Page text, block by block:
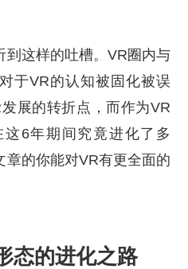
到这样的吐槽。VR圈内与
于VR的认知被固化被误
展的转折点，而作为VR
6年期间究竟进化了多
章的你能对VR有更全面的
态的进化之路